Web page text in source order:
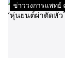
ข่าววงการแพทย์